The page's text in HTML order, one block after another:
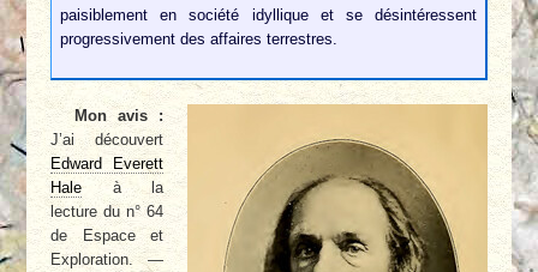
paisiblement en société idyllique et se désintéressent
progressivement des affaires terrestres.
Mon avis :
J’ai découvert
Edward Everett
Haleà la
lecture du n° 64
de Espace et
Exploration. —